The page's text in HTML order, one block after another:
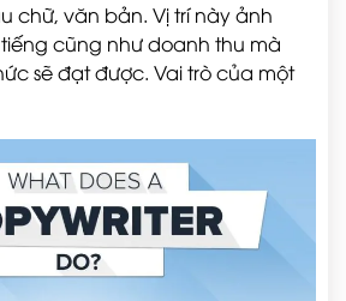
chữ, văn bản. Vị trí này ảnh
cũng như doanh thu mà
sẽ đạt được. Vai trò của một